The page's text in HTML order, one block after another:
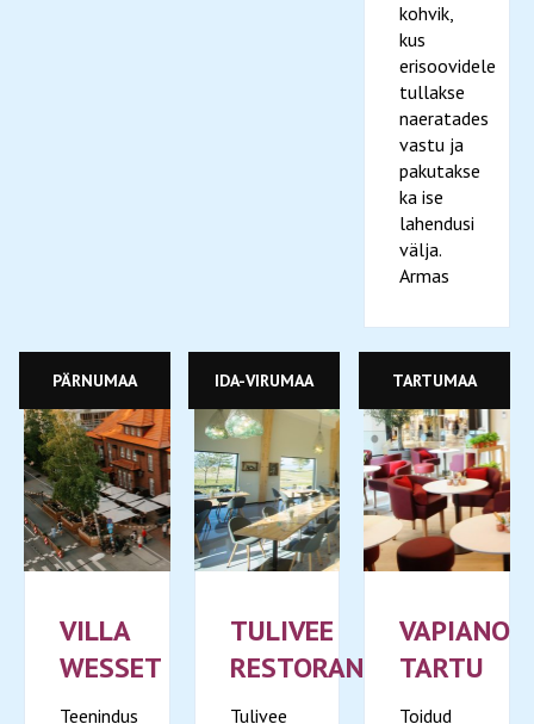
kohvik,
kus
erisoovidele
tullakse
naeratades
vastu ja
pakutakse
ka ise
lahendusi
välja.
Armas
PÄRNUMAA
VILLA
WESSET
Teenindus
IDA-VIRUMAA
TULIVEE
RESTORAN
Tulivee
TARTUMAA
VAPIANO
TARTU
Toidud